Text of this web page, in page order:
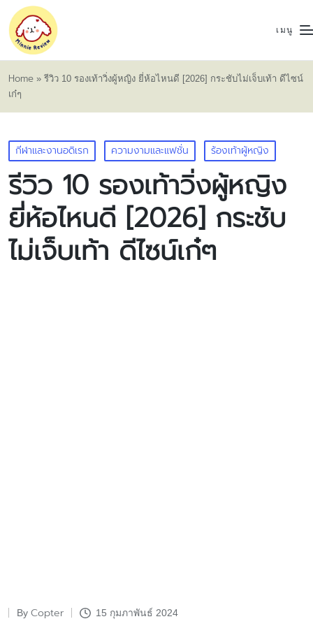
เมนู
Home » รีวิว 10 รองเท้าวิ่งผู้หญิง ยี่ห้อไหนดี [2026] กระชับไม่เจ็บเท้า ดีไซน์
เก๋ๆ
Posted
in
กีฬาและงานอดิเรก ความงามและแฟชั่น ร้องเท้าผู้หญิง
รีวิว 10 รองเท้าวิ่งผู้หญิง
ยี่ห้อไหนดี [2026] กระชับ
ไม่เจ็บเท้า ดีไซน์เก๋ๆ
Posted
By Copter 15 กุมภาพันธ์ 2024